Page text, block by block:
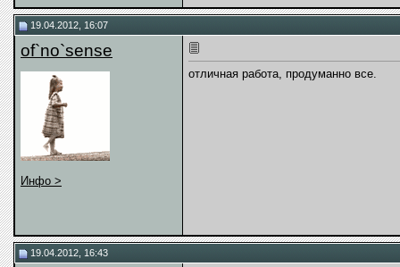
19.04.2012, 16:07
of`no`sense
Инфо >
отличная работа, продуманно все.
19.04.2012, 16:43